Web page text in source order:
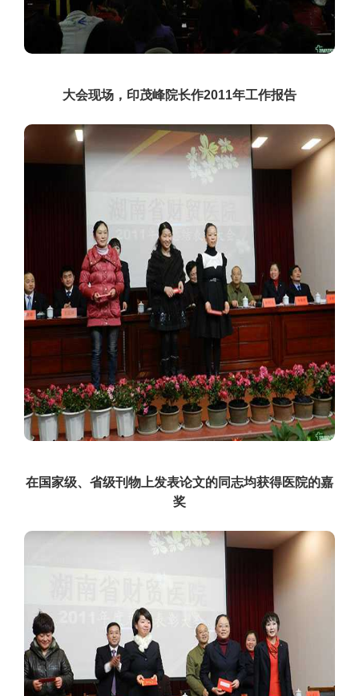
大会现场，印茂峰院长作2011年工作报告
在国家级、省级刊物上发表论文的同志均获得医院的嘉
奖